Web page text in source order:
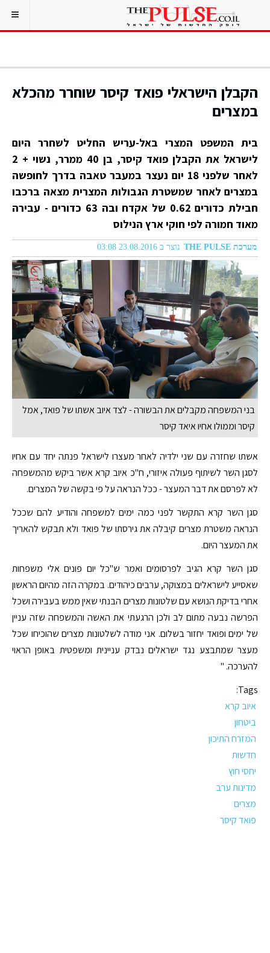
הקבלן הישראלי פואד קיסר שוחרר מהכלא
במצרים
בית המשפט המצרי באל-עריש החליט לשחרר היום
לישראל את הקבלן פואד קיסר, בן 40 ממרר, נשוי + 2
לאחר שלפני 18 יום נעצר במעבר טאבה בדרך לחופשה
במצרים לאחר שמשטרת הגבולות המצרית מצאה ברכבו
חבילת כדורים 0.62 של אקדח ובה 63 כדורים - עבירה
מאוד חמורה לפי חוקי ארץ הנילוס
מערכת THE PULSE נוצר ב 23.08.2016 03:08
בני המשפחה מקבלים את הבשורה - לצד איוב אשתו של פואד, אמל
קיסר וממולו אחיו איאד קיסר
אשתו שחזרה עם שני ילדיה לאחר מעצרו לישראל פנתה יחד עם אחיו
לסגן השר לשיתוף פעולה איזורי, ח"כ איוב קרא אשר ביקש מהמשפחה
לא לפרסם את דבר המעצר - ככל הנראה על פי בקשה של המצרים.
סגן השר קרא התקשר לפני כמה ימים למשפחה והודיע להם שככל
הנראה משטרת מצרים קיבלה את גירסתו של פואד ולא תבקש להאריך
את המעצר היום.
סגן השר קרא הגיב לפרסומים ואמר ש"כל יום פונים אלי משפחות
שאסייע לישראלים במצוקה, ערבים כיהודים. במקרה הזה מהיום הראשון
אחרי בדיקת הנושא עם שלטונות מצרים הבנתי שאין ממש בעבירה ושכל
הפרשה נבעה מתום לב ולכן הרגעתי את האשה והמשפחה שזה עניין
של ימים ופואד יחזור בשלום. אני מודה לשלטונות מצרים שהוכיחו שכל
מעצר שמתבצע נגד ישראלים נבדק עניינית ומשפטית באופן הראוי
להערכה. "
Tags:
איוב קרא
ביטחון
המזרח התיכון
חדשות
יחסי חוץ
מדינות ערב
מצרים
פואד קיסר